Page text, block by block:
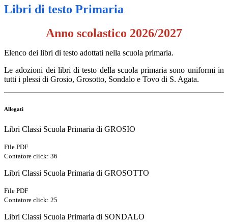
Libri di testo Primaria
Anno scolastico 2026/2027
Elenco dei libri di testo adottati nella scuola primaria.
Le adozioni dei libri di testo della scuola primaria sono uniformi in
tutti i plessi di Grosio, Grosotto, Sondalo e Tovo di S. Agata.
Allegati
Libri Classi Scuola Primaria di GROSIO
File PDF
Contatore click: 36
Libri Classi Scuola Primaria di GROSOTTO
File PDF
Contatore click: 25
Libri Classi Scuola Primaria di SONDALO